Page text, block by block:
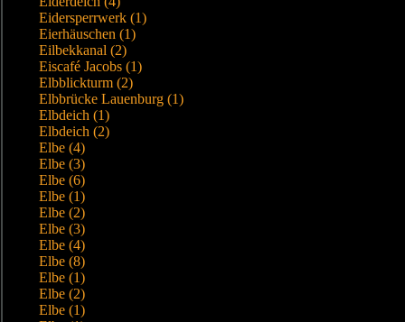
Eidersperrwerk (1)
Eierhäuschen (1)
Eilbekkanal (2)
Eiscafé Jacobs (1)
Elbblickturm (2)
Elbbrücke Lauenburg (1)
Elbdeich (1)
Elbdeich (2)
Elbe (4)
Elbe (3)
Elbe (6)
Elbe (1)
Elbe (2)
Elbe (3)
Elbe (4)
Elbe (8)
Elbe (1)
Elbe (2)
Elbe (1)